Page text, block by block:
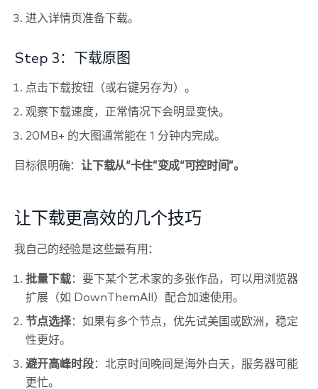
进入详情页准备下载。
Step 3：下载原图
点击下载按钮（或右键另存为）。
观察下载速度，正常情况下会明显变快。
20MB+ 的大图通常能在 1 分钟内完成。
目标很明确：让下载从“卡住”变成“可控时间”。
让下载更高效的几个技巧
我自己的经验是这些最有用：
批量下载：要下某个艺术家的多张作品，可以用浏览器
扩展（如 DownThemAll）配合加速使用。
节点选择：如果有多个节点，优先试美国或欧洲，稳定
性更好。
避开高峰时段：北京时间晚间是海外白天，服务器可能
更忙。